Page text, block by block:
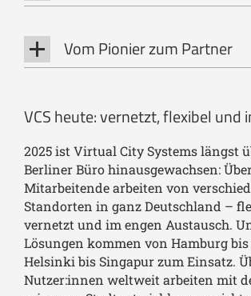
Vom Pionier zum Partner
VCS heute: vernetzt, flexibel und
2025 ist Virtual City Systems längst
Berliner Büro hinausgewachsen:
Mitarbeitende arbeiten von
Standorten in ganz Deutschland –
vernetzt und im engen Austausch.
Lösungen kommen von Hamburg
Helsinki bis Singapur zum Einsatz.
Nutzer:innen weltweit arbeiten mit